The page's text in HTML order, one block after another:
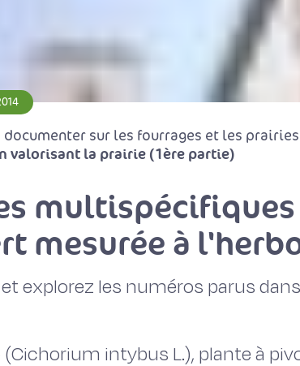
documenter sur les fourrages et les prairies
valorisant la prairie (1ère partie)
multispécifiques
mesurée à
explorez les numéros parus
(Cichorium intybus L.), plante à